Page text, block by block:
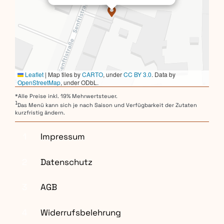
Leaflet | Map tiles byCARTO, underCC BY 3.0. Data by
OpenStreetMap, under ODbL.
*Alle Preise inkl. 19% Mehrwertsteuer.
1Das Menü kann sich je nach Saison und Verfügbarkeit der Zutaten
kurzfristig ändern.
Impressum
Datenschutz
AGB
Widerrufsbelehrung